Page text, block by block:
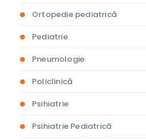
Ortopedie pediatrică
Pediatrie
Pneumologie
Policlinică
Psihiatrie
Psihiatrie Pediatrică